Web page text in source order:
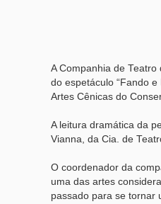
A Companhia de
do espetáculo “Fando
Artes Cênicas do
A leitura dramática da
Vianna, da Cia. de
O coordenador da
uma das artes
passado para se tornar